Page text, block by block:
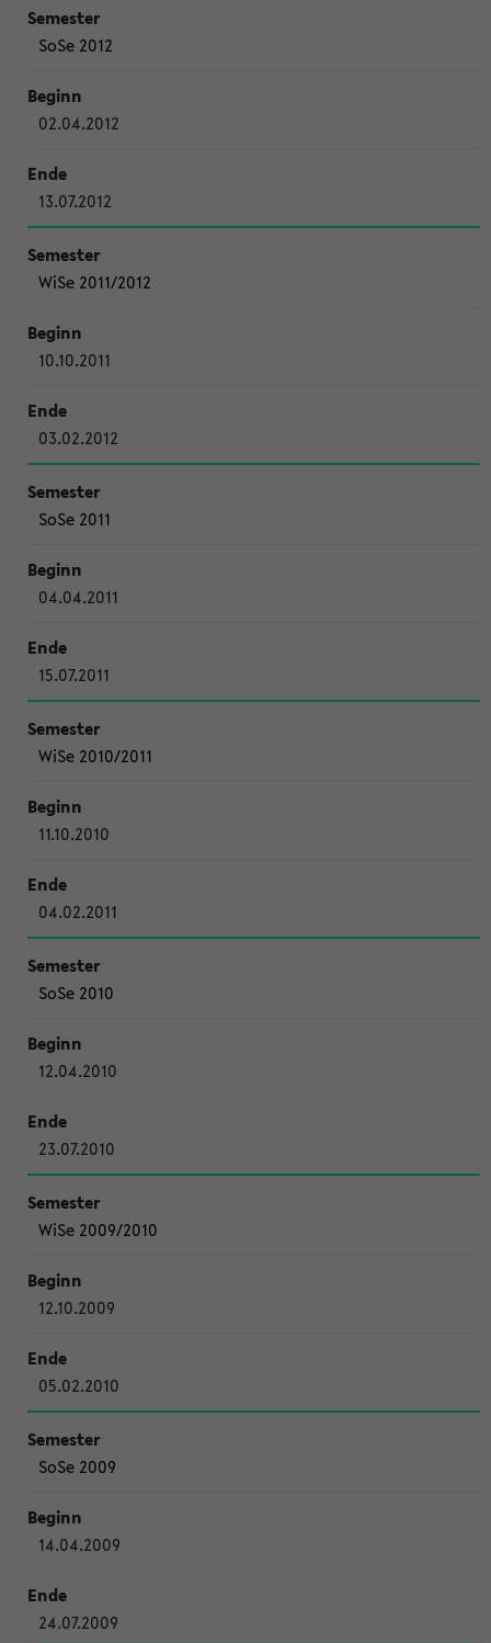
SoSe 2012
02.04.2012
13.07.2012
WiSe 2011/2012
10.10.2011
03.02.2012
SoSe 2011
04.04.2011
15.07.2011
WiSe 2010/2011
11.10.2010
04.02.2011
SoSe 2010
12.04.2010
23.07.2010
WiSe 2009/2010
12.10.2009
05.02.2010
SoSe 2009
14.04.2009
24.07.2009